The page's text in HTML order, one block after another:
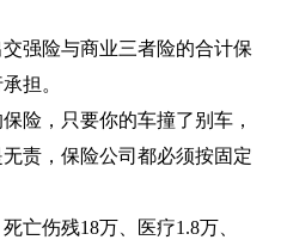
强险与商业三者险的合计保
担。
险，只要你的车撞了别车，
责，保险公司都必须按固定
亡伤残18万、医疗1.8万、